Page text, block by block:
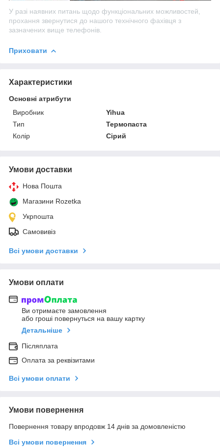
У разі наявних питань щодо функціональних можливостей,
прохання звернутися до нашого технічного фахівця з
зазначених вище телефонів.
Приховати
Характеристики
Основні атрибути
Виробник
Yihua
Тип
Термопаста
Колір
Сірий
Умови доставки
Нова Пошта
Магазини Rozetka
Укрпошта
Самовивіз
Всі умови доставки
Умови оплати
Ви отримаєте замовлення
або гроші повернуться на вашу картку
Детальніше
Післяплата
Оплата за реквізитами
Всі умови оплати
Умови повернення
Повернення товару впродовж 14 днів за домовленістю
Всі умови повернення